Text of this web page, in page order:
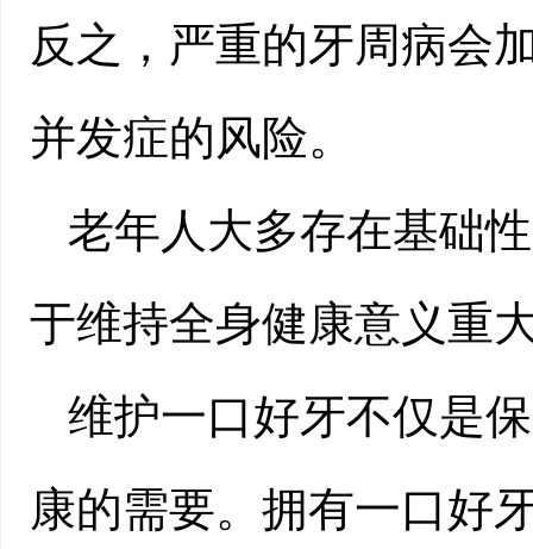
反之，严重的牙周病会
并发症的风险。
老年人大多存在基础
于维持全身健康意义重
维护一口好牙不仅是
康的需要。拥有一口好